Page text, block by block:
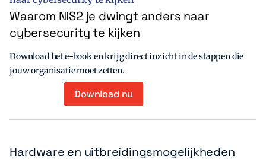
Waarom NIS2 je dwingt anders naar
cybersecurity te kijken
Download het e-book en krijg direct inzicht in de stappen die
jouw organisatie moet zetten.
Download nu
Hardware en uitbreidingsmogelijkheden